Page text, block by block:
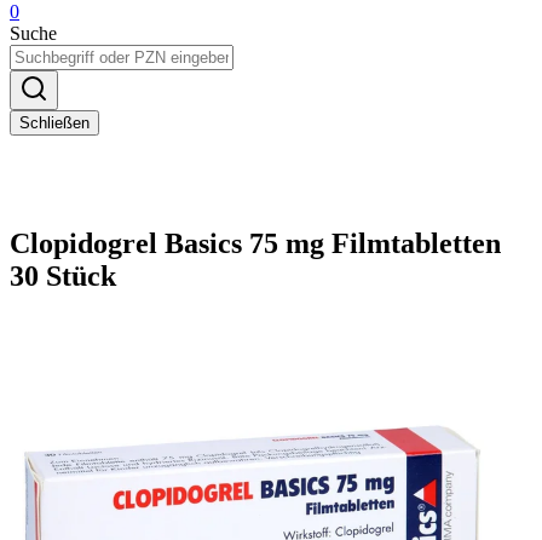
0
Suche
Schließen
Clopidogrel Basics 75 mg Filmtabletten
30 Stück